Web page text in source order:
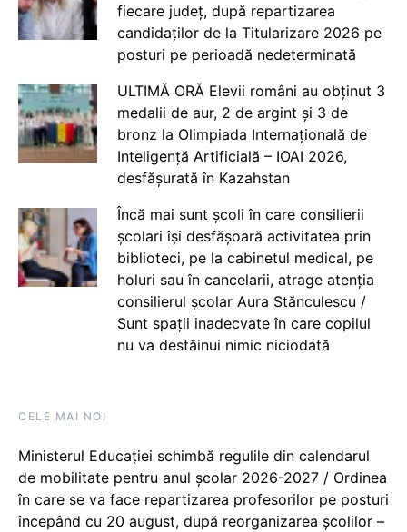
fiecare județ, după repartizarea
candidaților de la Titularizare 2026 pe
posturi pe perioadă nedeterminată
ULTIMĂ ORĂ Elevii români au obținut 3
medalii de aur, 2 de argint și 3 de
bronz la Olimpiada Internațională de
Inteligență Artificială – IOAI 2026,
desfășurată în Kazahstan
Încă mai sunt școli în care consilierii
școlari își desfășoară activitatea prin
biblioteci, pe la cabinetul medical, pe
holuri sau în cancelarii, atrage atenția
consilierul școlar Aura Stănculescu /
Sunt spații inadecvate în care copilul
nu va destăinui nimic niciodată
CELE MAI NOI
Ministerul Educației schimbă regulile din calendarul
de mobilitate pentru anul școlar 2026-2027 / Ordinea
în care se va face repartizarea profesorilor pe posturi
începând cu 20 august, după reorganizarea școlilor –